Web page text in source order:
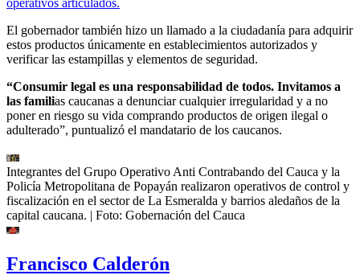
El gobernador también hizo un llamado a la ciudadanía para adquirir
estos productos únicamente en establecimientos autorizados y
verificar las estampillas y elementos de seguridad.
“Consumir legal es una responsabilidad de todos. Invitamos a
las familias caucanas a denunciar cualquier irregularidad y a no
poner en riesgo su vida comprando productos de origen ilegal o
adulterado”, puntualizó el mandatario de los caucanos.
Integrantes del Grupo Operativo Anti Contrabando del Cauca y la
Policía Metropolitana de Popayán realizaron operativos de control y
fiscalización en el sector de La Esmeralda y barrios aledaños de la
capital caucana. | Foto: Gobernación del Cauca
Francisco Calderón